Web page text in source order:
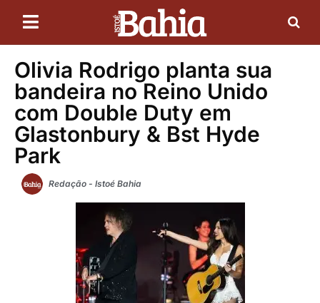
Olivia Rodrigo planta sua
bandeira no Reino Unido
com Double Duty em
Glastonbury & Bst Hyde
Park
Redação - Istoé Bahia